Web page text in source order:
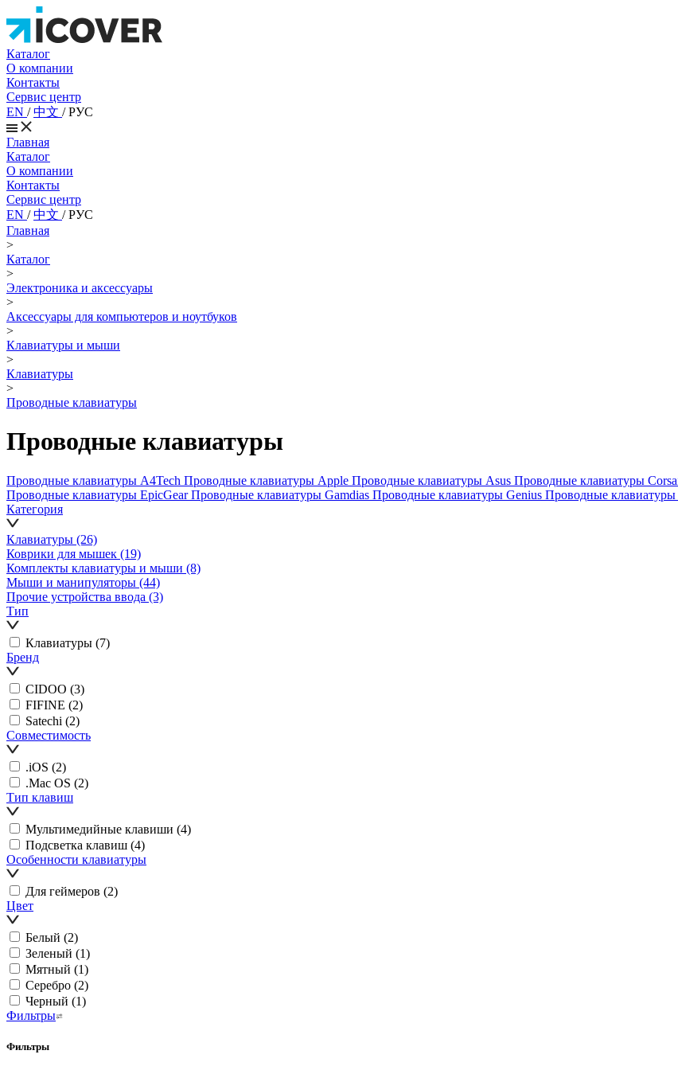
Каталог
О компании
Контакты
Сервис центр
EN /中文 /РУС
Главная
Каталог
О компании
Контакты
Сервис центр
EN /中文 /РУС
Главная
>
Каталог
>
Электроника и аксессуары
>
Аксессуары для компьютеров и ноутбуков
>
Клавиатуры и мыши
>
Клавиатуры
>
Проводные клавиатуры
Проводные клавиатуры
Проводные клавиатуры A4Tech Проводные клавиатуры Apple Проводные клавиатуры Asus Проводные клавиатуры
Проводные клавиатуры EpicGearПроводные клавиатуры Gamdias Проводные клавиатуры Genius Проводные клавиатуры
Категория
Клавиатуры (26)
Коврики для мышек (19)
Комплекты клавиатуры и мыши (8)
Мыши и манипуляторы (44)
Прочие устройства ввода (3)
Тип
Клавиатуры (7)
Бренд
CIDOO (3)
FIFINE (2)
Satechi (2)
Совместимость
.iOS (2)
.Mac OS (2)
Тип клавиш
Мультимедийные клавиши (4)
Подсветка клавиш (4)
Особенности клавиатуры
Для геймеров (2)
Цвет
Белый (2)
Зеленый (1)
Мятный (1)
Серебро (2)
Черный (1)
Фильтры
Фильтры